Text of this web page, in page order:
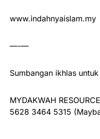
www.indahnyaislam.my
—-—
Sumbangan ikhlas
MYDAKWAH
5628 3464 5315